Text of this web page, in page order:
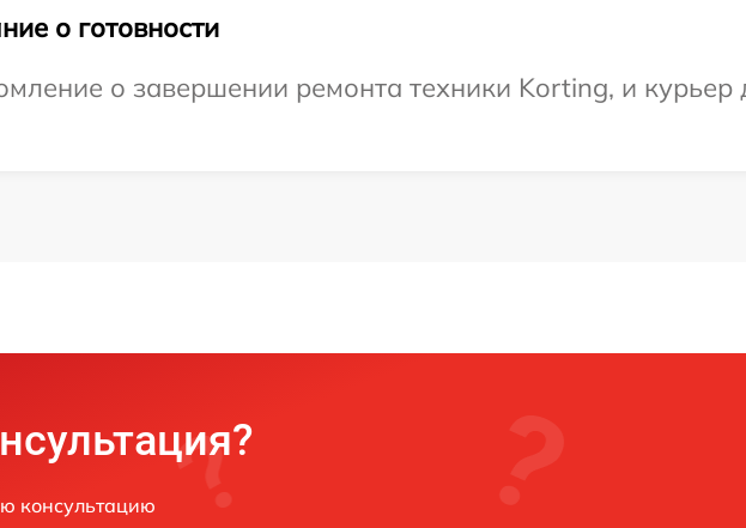
о готовности
о завершении ремонта техники Korting, и курьер
консультацию